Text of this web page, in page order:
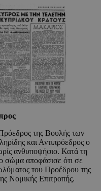
της Βουλής των
και Αντιπρόεδρος ο
ανθυποψήφιο. Κατά τη
σώμα αποφάσισε ότι σε
του Προέδρου της
Νομικής Επιτροπής.